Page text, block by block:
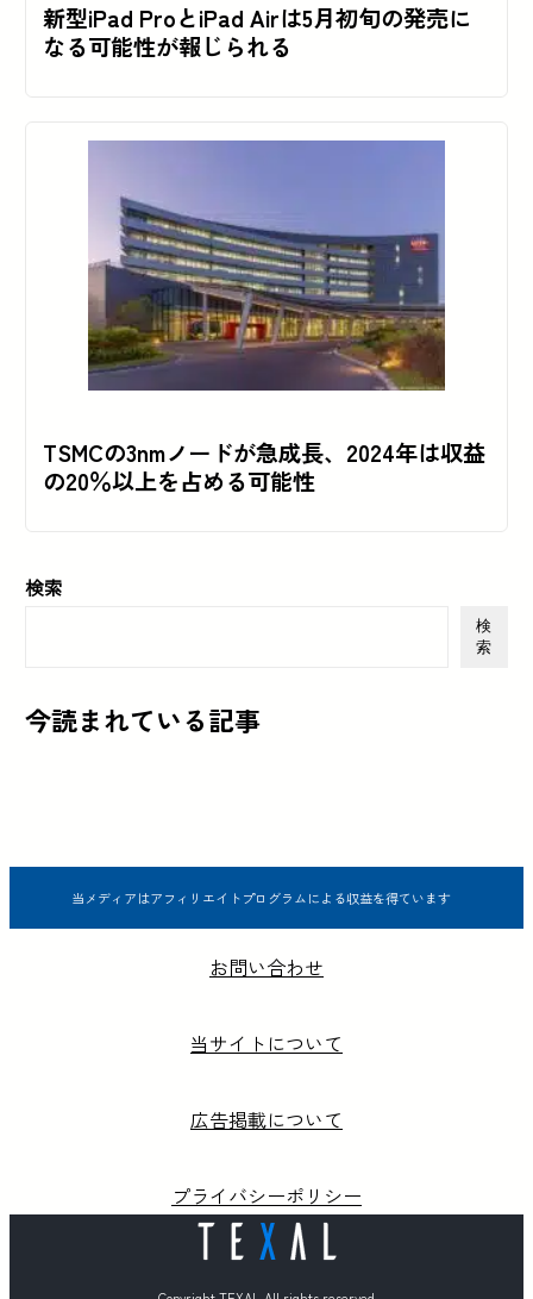
新型iPad ProとiPad Airは5月初旬の発売に
なる可能性が報じられる
TSMCの3nmノードが急成長、2024年は収益
の20％以上を占める可能性
検索
検
索
今読まれている記事
当メディアはアフィリエイトプログラムによる収益を得ています
お問い合わせ
当サイトについて
広告掲載について
プライバシーポリシー